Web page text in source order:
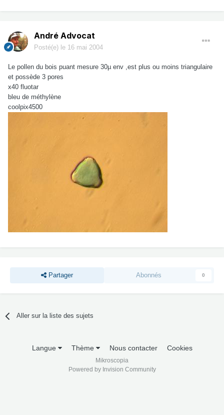
André Advocat
Posté(e) le 16 mai 2004
Le pollen du bois puant mesure 30µ env ,est plus ou moins triangulaire
et possède 3 pores
x40 fluotar
bleu de méthylène
coolpix4500
Partager Abonnés 0
Aller sur la liste des sujets
Langue Thème Nous contacter Cookies
Mikroscopia
Powered by Invision Community